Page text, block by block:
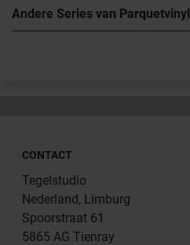
Andere Series van Parquetvinyl
CONTACT
Tegelstudio
Nederland, Limburg
Spoorstraat 61
5865 AG Tienray